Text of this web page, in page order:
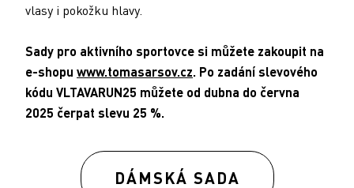
vlasy i pokožku hlavy.
Sady pro aktivního sportovce si můžete zakoupit na
e-shopu www.tomasarsov.cz . Po zadání slevového
kódu VLTAVARUN25 můžete od dubna do června
2025 čerpat slevu 25 %.
DÁMSKÁ SADA